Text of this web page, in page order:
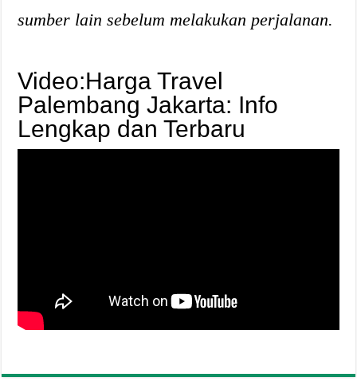
sumber lain sebelum melakukan perjalanan.
Video:Harga Travel
Palembang Jakarta: Info
Lengkap dan Terbaru